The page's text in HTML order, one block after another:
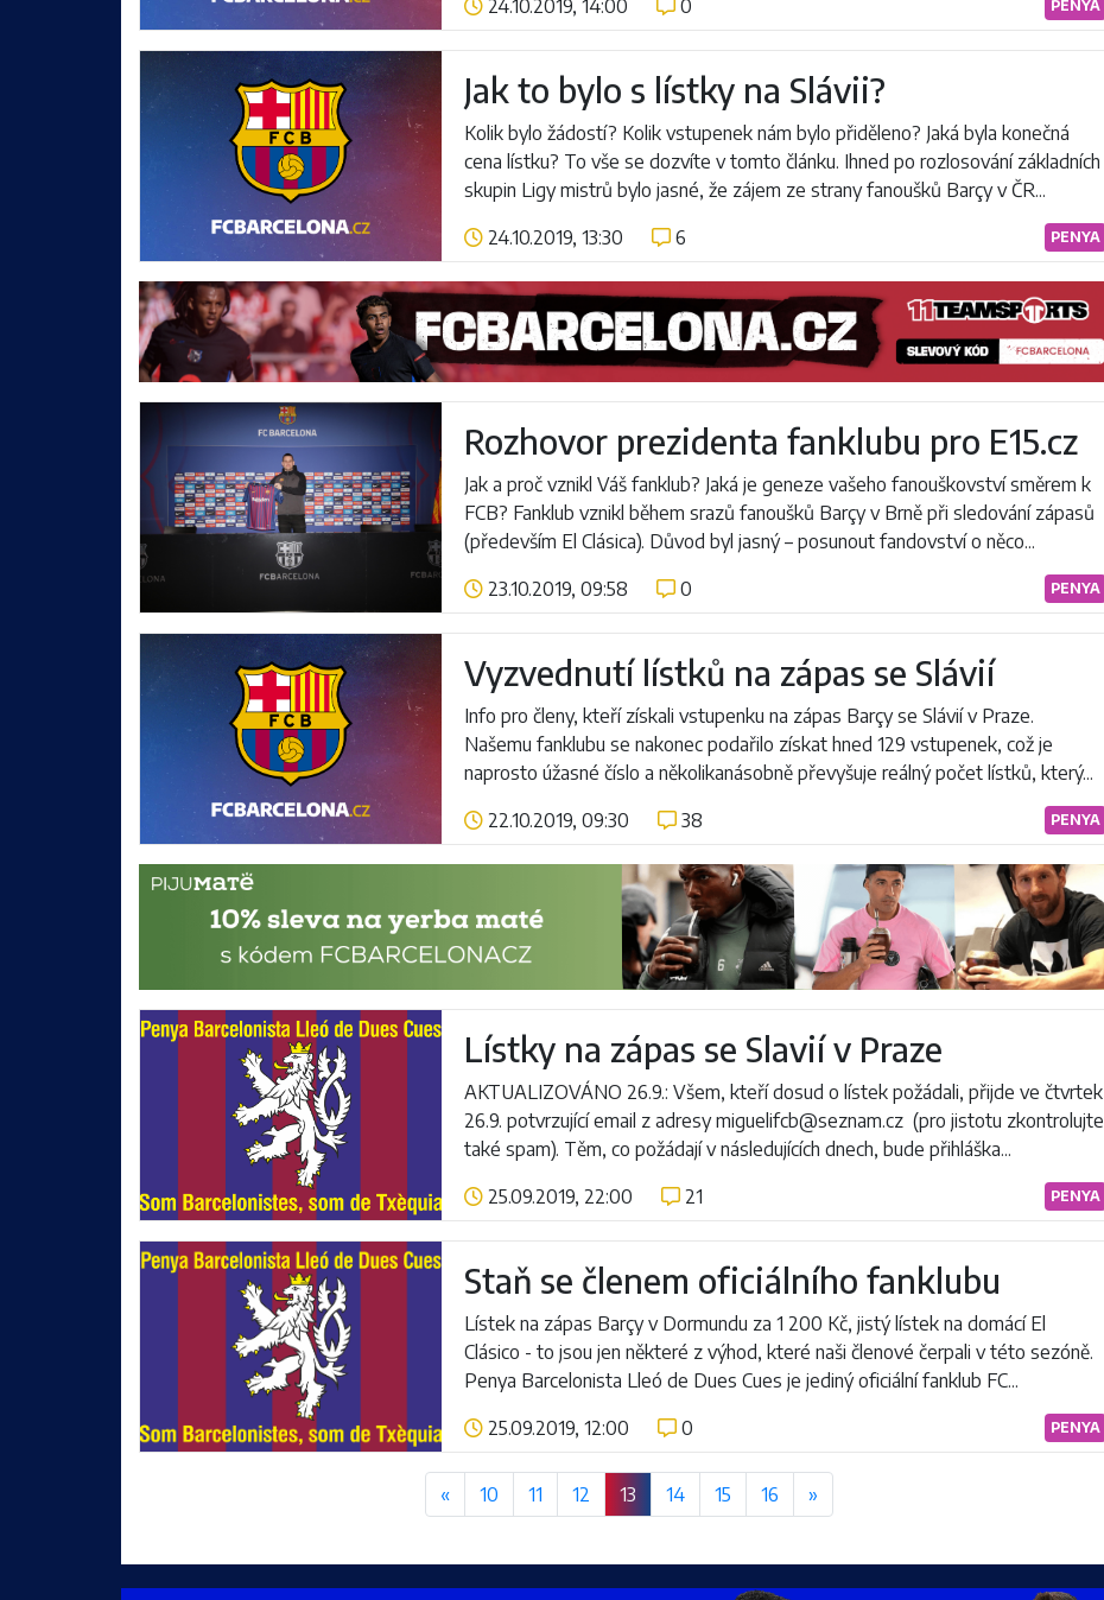
24.10.2019, 14:00
0 PENYA
Číst více
Jak to bylo s lístky na Slávii?
Kolik bylo žádostí? Kolik vstupenek nám bylo přiděleno? Jaká byla konečná
cena lístku? To vše se dozvíte v tomto článku. Ihned po rozlosování základních
skupin Ligy mistrů bylo jasné, že zájem ze strany fanoušků Barçy v ČR...
24.10.2019, 13:30
6 PENYA
Číst více
Rozhovor prezidenta fanklubu pro E15.cz
Jak a proč vznikl Váš fanklub? Jaká je geneze vašeho fanouškovství směrem k
FCB? Fanklub vznikl během srazů fanoušků Barçy v Brně při sledování zápasů
(především El Clásica). Důvod byl jasný – posunout fandovství o něco...
23.10.2019, 09:58
0 PENYA
Číst více
Vyzvednutí lístků na zápas se Slávií
Info pro členy, kteří získali vstupenku na zápas Barçy se Slávií v Praze.
Našemu fanklubu se nakonec podařilo získat hned 129 vstupenek, což je
naprosto úžasné číslo a několikanásobně převyšuje reálný počet lístků, který...
22.10.2019, 09:30
38 PENYA
Číst více
Lístky na zápas se Slavií v Praze
AKTUALIZOVÁNO 26.9.: Všem, kteří dosud o lístek požádali, přijde ve čtvrtek
26.9. potvrzující email z adresy miguelifcb@seznam.cz (pro jistotu zkontrolujte
také spam). Těm, co požádají v následujících dnech, bude přihláška...
25.09.2019, 22:00
21 PENYA
Číst více
Staň se členem oficiálního fanklubu
Lístek na zápas Barçy v Dormundu za 1 200 Kč, jistý lístek na domácí El
Clásico - to jsou jen některé z výhod, které naši členové čerpali v této sezóně.
Penya Barcelonista Lleó de Dues Cues je jediný oficiální fanklub FC...
25.09.2019, 12:00
0 PENYA
Číst více
« 10 11 12 13 14 15 16 »